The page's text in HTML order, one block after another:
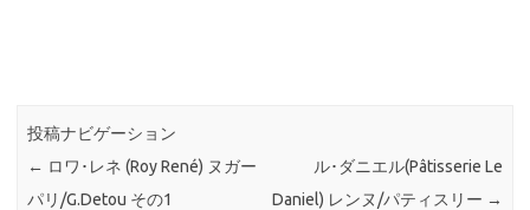
投稿ナビゲーション
← ロワ･レネ (Roy René) ヌガー
パリ/G.Detou その1
ル･ダニエル(Pâtisserie Le
Daniel) レンヌ/パティスリー →